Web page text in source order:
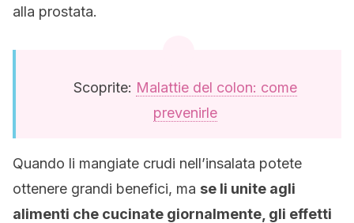
alla prostata.
Scoprite: Malattie del colon: come
prevenirle
Quando li mangiate crudi nell’insalata potete
ottenere grandi benefici, ma se li unite agli
alimenti che cucinate giornalmente, gli effetti